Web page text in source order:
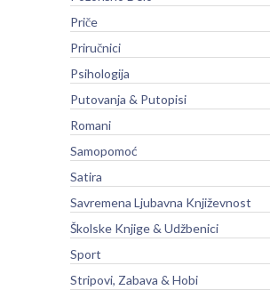
Priče
Priručnici
Psihologija
Putovanja & Putopisi
Romani
Samopomoć
Satira
Savremena Ljubavna Književnost
Školske Knjige & Udžbenici
Sport
Stripovi, Zabava & Hobi